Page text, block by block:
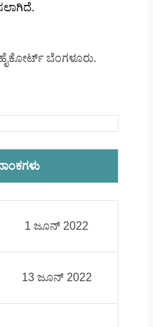
ಬೆಂಗಳೂರು.
1 ಜೂನ್ 2022
13 ಜೂನ್ 2022